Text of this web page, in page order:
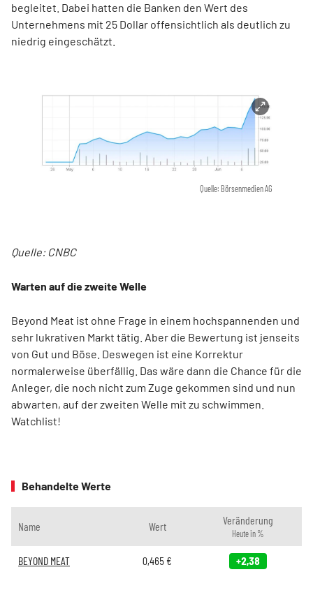
begleitet. Dabei hatten die Banken den Wert des
Unternehmens mit 25 Dollar offensichtlich als deutlich zu
niedrig eingeschätzt.
Quelle: Börsenmedien AG
Quelle: CNBC
Warten auf die zweite Welle
Beyond Meat ist ohne Frage in einem hochspannenden und
sehr lukrativen Markt tätig. Aber die Bewertung ist jenseits
von Gut und Böse. Deswegen ist eine Korrektur
normalerweise überfällig. Das wäre dann die Chance für die
Anleger, die noch nicht zum Zuge gekommen sind und nun
abwarten, auf der zweiten Welle mit zu schwimmen.
Watchlist!
Behandelte Werte
Name Wert Veränderung
Heute in %
BEYOND MEAT 0,465 € +2,38